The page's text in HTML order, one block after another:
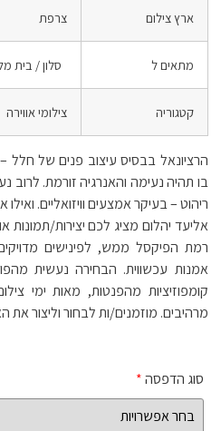
ארץ צילום צרפת
מתאים ל סלון / בית
קטגוריה צילומי אווירה
הרציונאל בבסיס עיצוב פנים של חלל
בו תהיה נעימה והאנרגיה זורמת. לרוב
ריהוט – בעיקר אמצעים וויזואליים.
אליעד יהלום מציג לכם יצירות/תמונות
רמת הפיקסל ממש, לפינישים
אמנות עכשווית. הבחירה נעשית
קומפוזיציות מהפנטות, מאות ימי
מרהיבים. מוזמנים/ות לבחור וליצור
סוג הדפסה*